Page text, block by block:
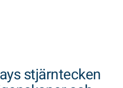
stjärntecken